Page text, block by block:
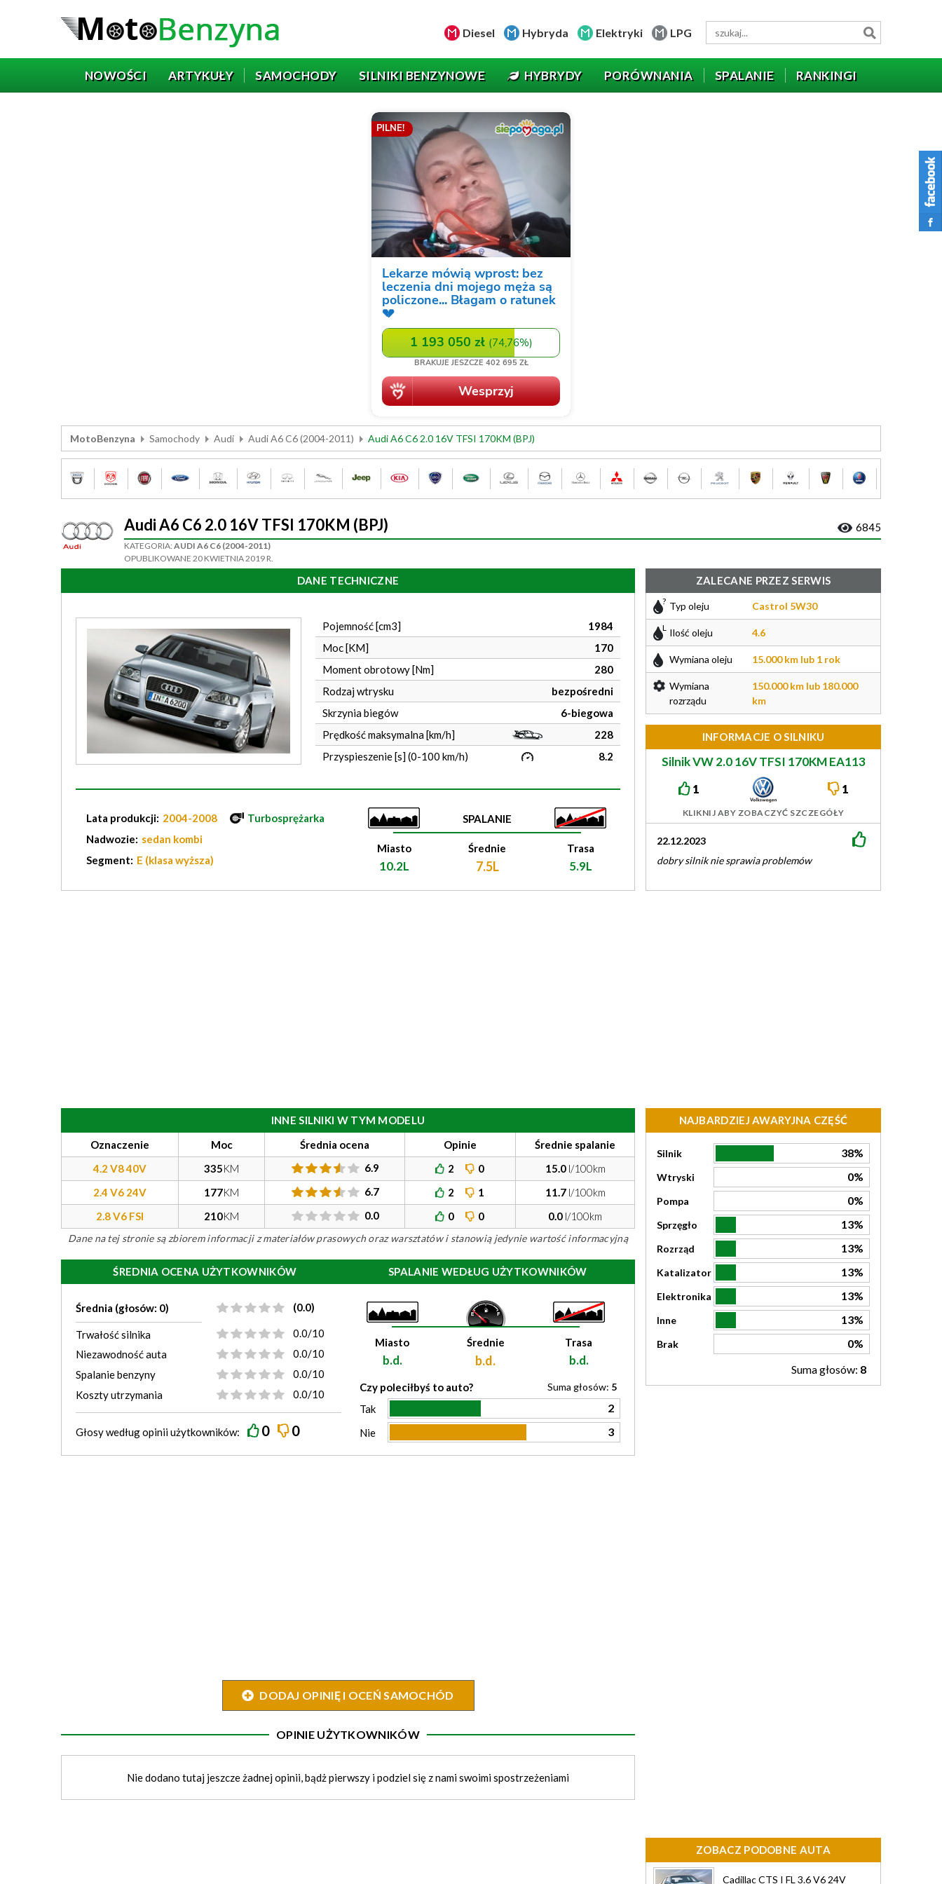
Diesel Hybryda Elektryki LPG
NOWOŚCI ARTYKUŁY SAMOCHODY SILNIKI BENZYNOWE HYBRYDY PORÓWNANIA SPALANIE RANKINGI
MotoBenzyna Samochody Audi Audi A6 C6 (2004-2011) Audi A6 C6 2.0 16V TFSI 170KM (BPJ)
Audi A6 C6 2.0 16V TFSI 170KM (BPJ) 6845
KATEGORIA: AUDI A6 C6 (2004-2011)
OPUBLIKOWANE 20 KWIETNIA 2019 R.
DANE TECHNICZNE
Pojemność [cm3]
1984
Moc [KM]
170
Moment obrotowy [Nm]
280
Rodzaj wtrysku
bezpośredni
Skrzynia biegów
6-biegowa
Prędkość maksymalna [km/h]
228
Przyspieszenie [s] (0-100 km/h)
8.2
Lata produkcji: 2004-2008
Turbosprężarka
Nadwozie: sedan kombi
Segment: E (klasa wyższa)
SPALANIE
Miasto
10.2L
Średnie
7.5L
Trasa
5.9L
ZALECANE PRZEZ SERWIS
Typ oleju Castrol 5W30
Ilość oleju 4.6
Wymiana oleju 15.000 km lub 1 rok
Wymiana
rozrządu
150.000 km lub 180.000
km
INFORMACJE O SILNIKU
Silnik VW 2.0 16V TFSI 170KM EA113
1 1
KLIKNIJ ABY ZOBACZYĆ SZCZEGÓŁY
22.12.2023
dobry silnik nie sprawia problemów
w silniku.
INNE SILNIKI W TYM MODELU
Oznaczenie
Moc Średnia ocena Opinie
Średnie spalanie
4.2 V8 40V
335KM 6.9 2 0 15.0l/100km
2.4 V6 24V
177KM 6.7 2 1 11.7l/100km
2.8 V6 FSI
210KM 0.0 0 0 0.0 l/100km
Dane na tej stronie są zbiorem informacji z materiałów prasowych oraz warsztatów i stanowią jedynie wartość informacyjną
ŚREDNIA OCENA UŻYTKOWNIKÓW
Średnia (głosów: 0) (0.0)
Trwałość silnika
0.0/10
Niezawodność auta
0.0/10
Spalanie benzyny
0.0/10
Koszty utrzymania
0.0/10
Głosy wedługopiniiużytkowników: 0 0
SPALANIE WEDŁUG UŻYTKOWNIKÓW
Miasto
b.d.
Średnie
b.d.
Trasa
b.d.
Czy poleciłbyś to auto? Suma głosów: 5
Tak 2
Nie 3
DODAJ OPINIĘ I OCEŃ SAMOCHÓD
OPINIE UŻYTKOWNIKÓW
Nie dodano tutaj jeszcze żadnej opinii, bądż pierwszy i podziel się z nami swoimi spostrzeżeniami
NAJBARDZIEJ AWARYJNA CZĘŚĆ
Silnik 38%
Wtryski 0%
Pompa 0%
Sprzęgło 13%
Rozrząd 13%
Katalizator 13%
Elektronika 13%
Inne 13%
Brak
0%
Suma głosów: 8
ZOBACZ PODOBNE AUTA
Cadillac CTS I FL 3.6 V6 24V